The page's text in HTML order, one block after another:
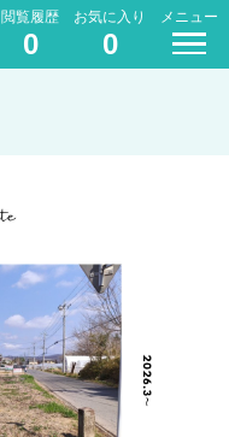
閲覧履歴
0
お気に入り
0
メニュー